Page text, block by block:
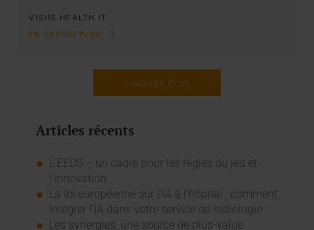
VISUS HEALTH IT
EN SAVOIR PLUS
CHARGER PLUS
Articles récents
L’EEDS – un cadre pour les règles du jeu et
l’innovation
La loi européenne sur l'IA à l'hôpital : comment
intégrer l'IA dans votre service de radiologie
Les synergies, une source de plus-value